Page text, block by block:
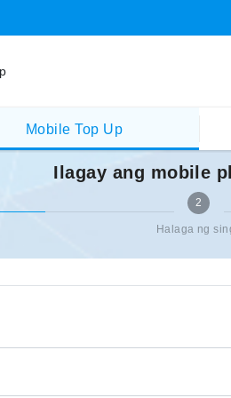
Mobile Top Up
Ilagay ang mobile
2
Halaga ng